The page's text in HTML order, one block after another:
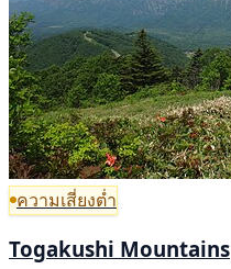
ความเสี่ยงต่ำ
Togakushi Mountains